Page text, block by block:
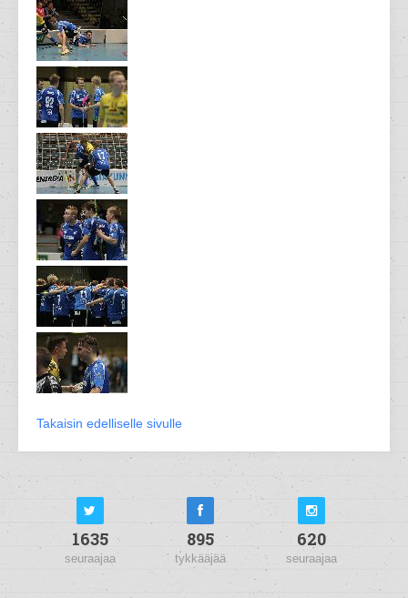
Takaisin edelliselle sivulle
1635
seuraajaa
895
tykkääjää
620
seuraajaa